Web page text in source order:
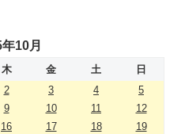
10月
木 金 土
日
2 3 4
5
9 10 11
12
16 17 18
19